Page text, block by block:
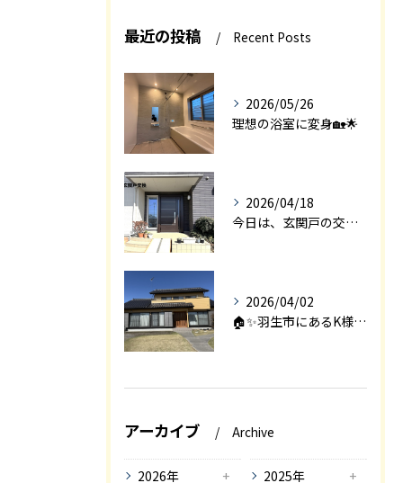
最近の投稿 Recent Posts
2026/05/26
理想の浴室に変身🏡🌟
2026/04/18
今日は、玄関戸の交換工事をご紹介します🚪✨。
2026/04/02
🏠✨羽生市にあるK様邸は、2008年に㈱エアロックで新築され...
アーカイブ Archive
2026年 2025年